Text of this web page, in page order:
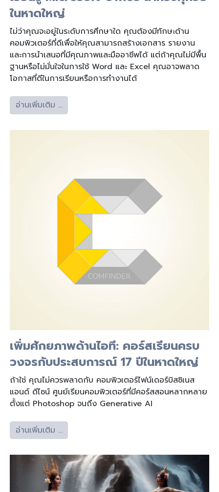
ในหาดใหญ่
ไม่ว่าคุณจะอยู่ในระดับการศึกษาใด คุณต้องมีทักษะด้าน
คอมพิวเตอร์ที่ดีเพื่อให้คุณสามารถสร้างเอกสาร รายงาน
และการนำเสนอที่มีคุณภาพและมืออาชีพได้ แต่ถ้าคุณไม่มีพื้น
ฐานหรือไม่มั่นใจในการใช้ Word และ Excel คุณอาจพลาด
โอกาสที่ดีในการเรียนหรือการทำงานได้
อ่านเพิ่มเติม …
เพิ่มศักยภาพด้านไอที: คอร์สเรียนครบ
วงจรกับประสบการณ์ 17 ปีในหาดใหญ่
ถ้าใช่ คุณไม่ควรพลาดกับ คอมพิวเตอร์ไฟน์เดอร์บิสซิเนส
แอนด์ ดีไซน์ ศูนย์เรียนคอมพิวเตอร์ที่มีคอร์สสอนหลากหลาย
ตั้งแต่ Photoshop จนถึง Generative AI
อ่านเพิ่มเติม …